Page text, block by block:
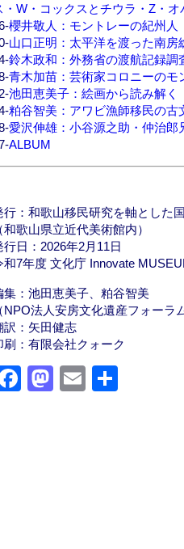
・W・コックスとチウラ・Z・オ
櫻井敬人：モントレーの紀州人
山口正明：太平洋を渡った南
鈴木政和：外務省の渡航記録調
青木加苗：芸術家コロニーの
池田恵美子：絵画から読み解
粕谷智美：アワビ漁師移民の古
愛沢伸雄：小谷源之助・仲治
ALBUM
行：和歌山移民研究を軸とした
和歌山県立近代美術館内）
行日：2026年2月11日
和7年度 文化庁 Innovate
集：池田恵美子、粕谷智美
NPO法人安房文化遺産フォーラ
訳：矢田健志
刷：有限会社クォーク
F
M
E